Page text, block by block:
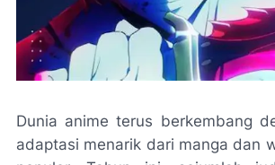
Dunia anime terus berkembang
adaptasi menarik dari manga dan